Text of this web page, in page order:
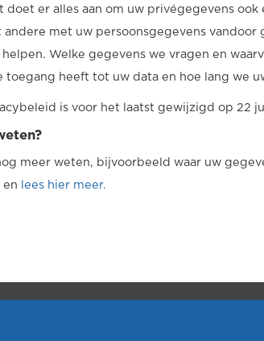
doet er alles aan om uw privégegevens
andere met uw persoonsgegevens vandoor
helpen. Welke gegevens we vragen en
toegang heeft tot uw data en hoe lang we
is voor het laatst gewijzigd op 22
meer weten, bijvoorbeeld waar uw
en
lees hier meer.